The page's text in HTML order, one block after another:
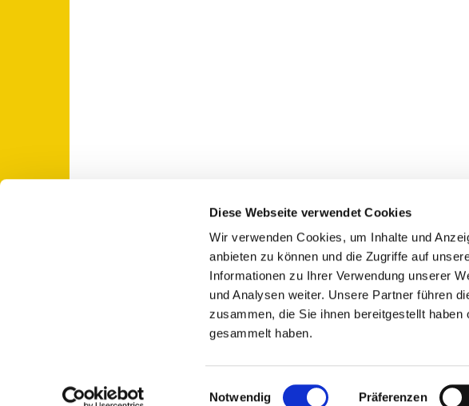
Diese Webseite verwendet Cookies
Wir verwenden Cookies, um Inhalte und
anbieten zu können und die Zugriffe auf
Informationen zu Ihrer Verwendung unserer
und Analysen weiter. Unsere Partner führen
zusammen, die Sie ihnen bereitgestellt
gesammelt haben.
Notwendig Präferenzen
St. Otto: Katholische Kirche Usedom-Anklam-